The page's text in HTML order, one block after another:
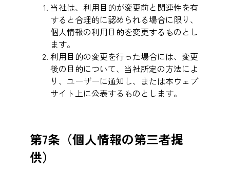
当社は、利用目的が変更前と関連性を有
すると合理的に認められる場合に限り、
個人情報の利用目的を変更するものとし
ます。
利用目的の変更を行った場合には、変更
後の目的について、当社所定の方法によ
り、ユーザーに通知し、または本ウェブ
サイト上に公表するものとします。
第7条（個人情報の第三者提
供）